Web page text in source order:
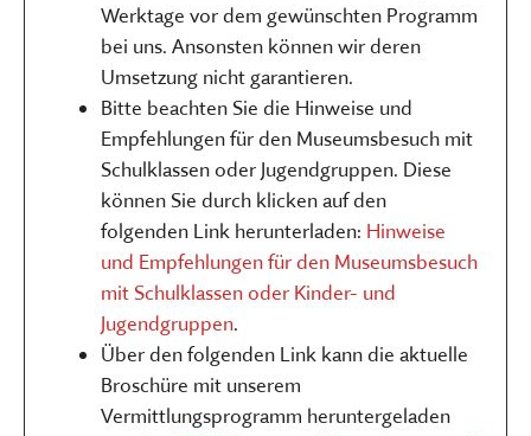
Werktage vor dem gewünschten Programm
bei uns. Ansonsten können wir deren
Umsetzung nicht garantieren.
Bitte beachten Sie die Hinweise und
Empfehlungen für den Museumsbesuch mit
Schulklassen oder Jugendgruppen. Diese
können Sie durch klicken auf den
folgenden Link herunterladen: Hinweise
und Empfehlungen für den Museumsbesuch
mit Schulklassen oder Kinder- und
Jugendgruppen.
Über den folgenden Link kann die aktuelle
Broschüre mit unserem
Vermittlungsprogramm heruntergeladen